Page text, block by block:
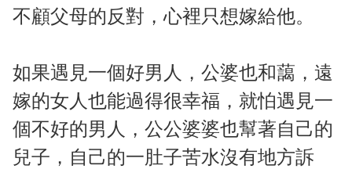
不顧父母的反對，心裡只想嫁給他。
如果遇見一個好男人，公婆也和藹，遠
嫁的女人也能過得很幸福，就怕遇見一
個不好的男人，公公婆婆也幫著自己的
兒子，自己的一肚子苦水沒有地方訴